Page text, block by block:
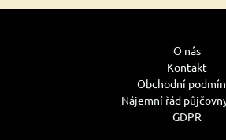
O nás
Kontakt
Obchodní
Nájemní řád
GDPR